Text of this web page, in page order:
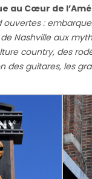
au Cœur de
:
Nashville aux
country, des
guitares, les